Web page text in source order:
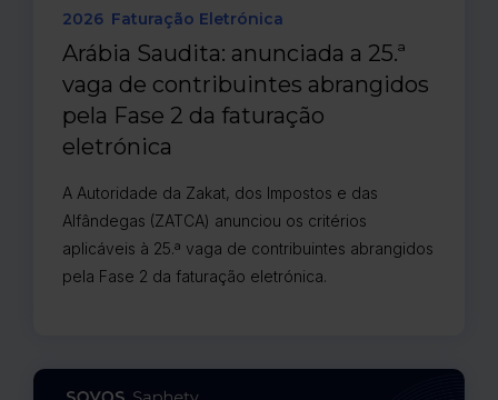
2026 Faturação Eletrónica
Arábia Saudita: anunciada a 25.ª
vaga de contribuintes abrangidos
pela Fase 2 da faturação
eletrónica
A Autoridade da Zakat, dos Impostos e das
Alfândegas (ZATCA) anunciou os critérios
aplicáveis à 25.ª vaga de contribuintes abrangidos
pela Fase 2 da faturação eletrónica.